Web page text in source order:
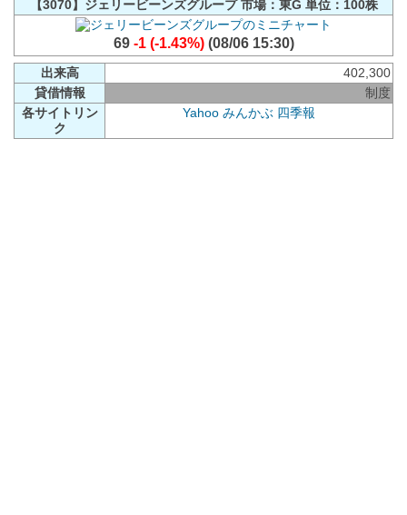
【3070】ジェリービーンズグループ 市場：東G 単位：100株
69 -1 (-1.43%)(08/06 15:30)
出来高
402,300
貸借情報
制度
各サイトリン
ク
Yahoo みんかぶ 四季報